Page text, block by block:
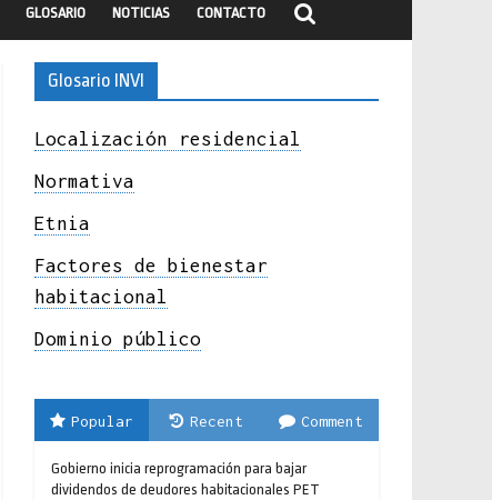
GLOSARIO NOTICIAS CONTACTO
Glosario INVI
Localización residencial
Normativa
Etnia
Factores de bienestar
habitacional
Dominio público
Popular Recent Comment
Gobierno inicia reprogramación para bajar
dividendos de deudores habitacionales PET